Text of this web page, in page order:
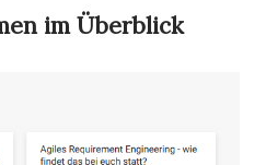
im Überblick